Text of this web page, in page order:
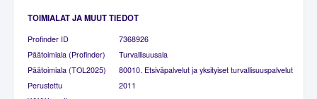
TOIMIALAT JA MUUT TIEDOT
Profinder ID
7368926
Päätoimiala (Profinder)
Turvallisuusala
Päätoimiala (TOL2025)
80010. Etsiväpalvelut ja yksityiset turvallisuuspalvelut
Perustettu
2011